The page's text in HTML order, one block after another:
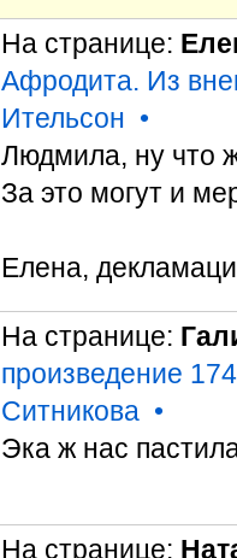
На странице:
Афродита. Из
Ительсон •
Людмила, ну что
За это могут и
Елена,
На странице:
произведение
Ситникова •
Эка ж нас
На странице: